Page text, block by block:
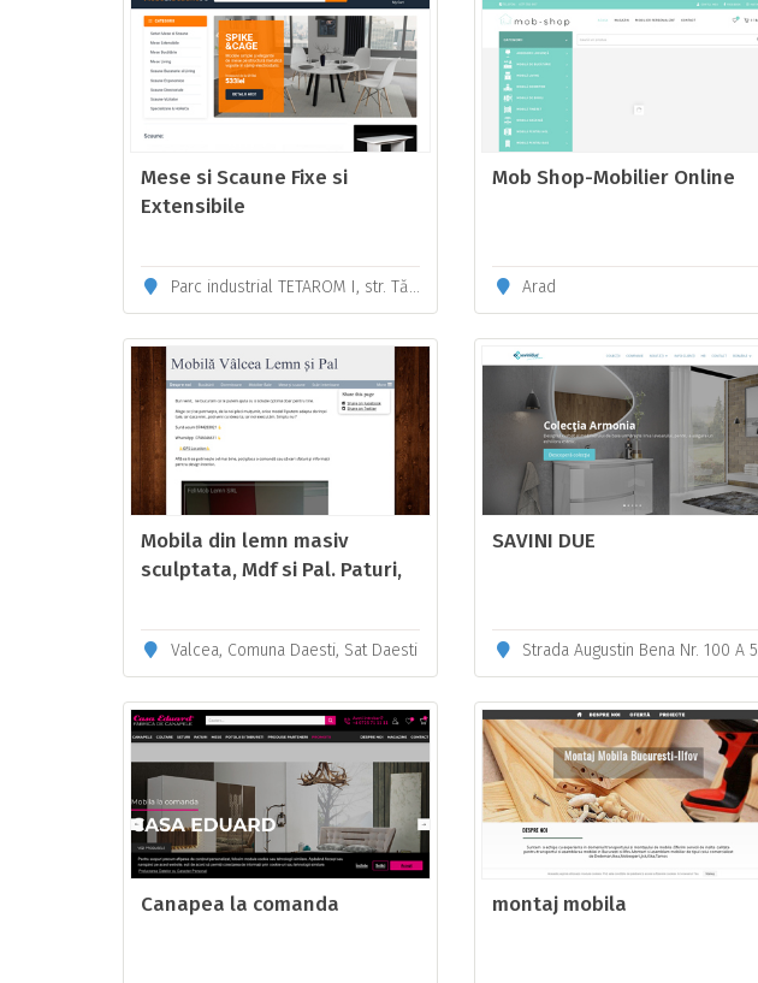
Mese si Scaune Fixe si
Extensibile
Parc industrial TETAROM I, str. Tăietura Turcului nr. 47, hala H3, Cluj-Napoca
Mob Shop-Mobilier Online
Arad
Mobila din lemn masiv
sculptata, Mdf si Pal. Paturi,
lemn de nuc
Valcea, Comuna Daesti, Sat Daesti
SAVINI DUE
Strada Augustin Bena Nr. 100 A 515800 Sebes (Alba) – Romania
Canapea la comanda montaj mobila